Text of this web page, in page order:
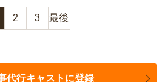
2 3 最後
代行キャストに登録